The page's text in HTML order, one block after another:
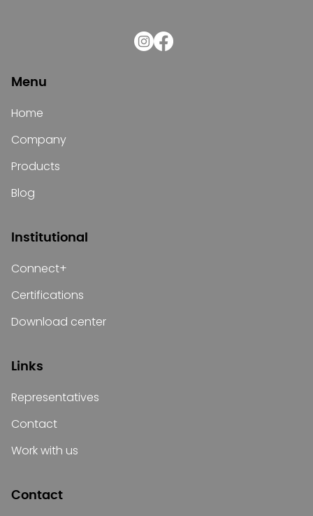
Menu
Home
Company
Products
Blog
Institutional
Connect+
Certifications
Download center
Links
Representatives
Contact
Work with us
Contact